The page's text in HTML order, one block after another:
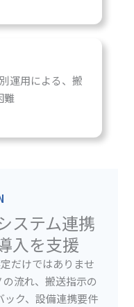
運用による、搬
難
ステム連携
入を支援
だけではありませ
流れ、搬送指示の
ク、設備連携要件